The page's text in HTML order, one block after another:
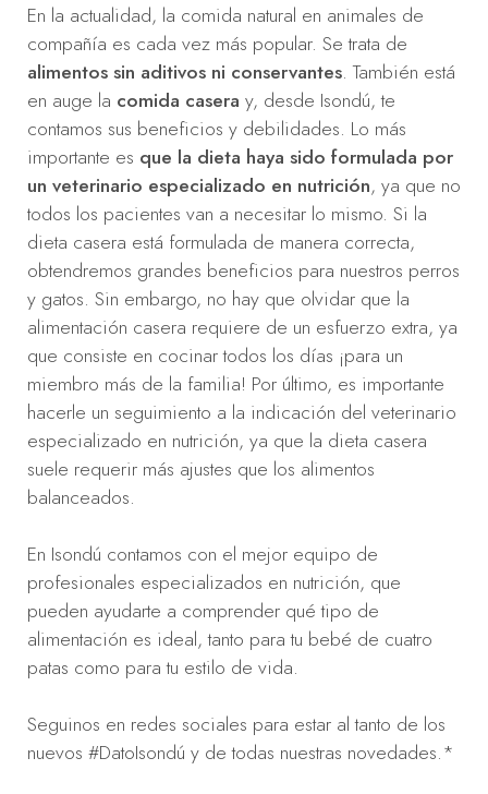
En la actualidad, la comida natural en animales de
compañía es cada vez más popular. Se trata de
alimentos sin aditivos ni conservantes. También está
en auge la comida casera y, desde Isondú, te
contamos sus beneficios y debilidades. Lo más
importante es que la dieta haya sido formulada por
un veterinario especializado en nutrición, ya que no
todos los pacientes van a necesitar lo mismo. Si la
dieta casera está formulada de manera correcta,
obtendremos grandes beneficios para nuestros perros
y gatos. Sin embargo, no hay que olvidar que la
alimentación casera requiere de un esfuerzo extra, ya
que consiste en cocinar todos los días ¡para un
miembro más de la familia! Por último, es importante
hacerle un seguimiento a la indicación del veterinario
especializado en nutrición, ya que la dieta casera
suele requerir más ajustes que los alimentos
balanceados.
En Isondú contamos con el mejor equipo de
profesionales especializados en nutrición, que
pueden ayudarte a comprender qué tipo de
alimentación es ideal, tanto para tu bebé de cuatro
patas como para tu estilo de vida.
Seguinos en redes sociales para estar al tanto de los
nuevos #DatoIsondú y de todas nuestras novedades.*